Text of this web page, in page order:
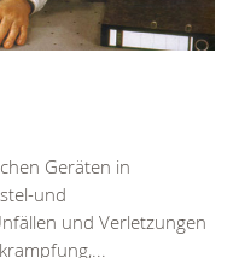
Geräten in
und
und Verletzungen